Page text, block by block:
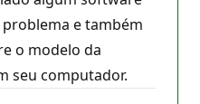
e também
o modelo da
seu computador.